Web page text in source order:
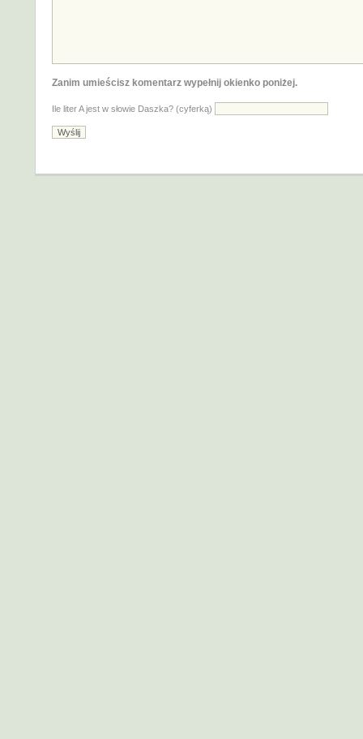
Zanim umieścisz komentarz wypełnij okienko poniżej.
Ile liter A jest w słowie Daszka? (cyferką)